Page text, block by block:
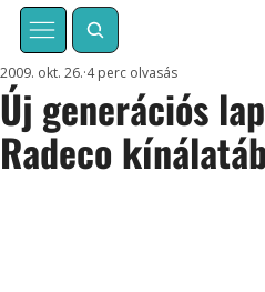
Új generációs
Radeco
2009. okt. 26. 4 perc olvasás